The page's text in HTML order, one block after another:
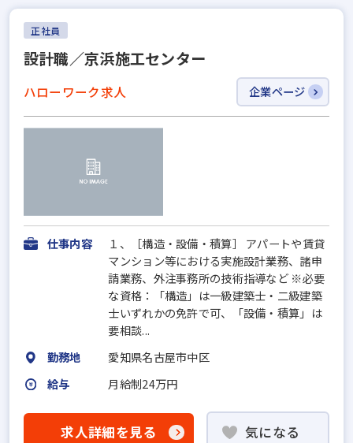
正社員
設計職／京浜施工センター
ハローワーク求人 企業ページ
仕事内容
１、［構造・設備・積算］ アパートや賃貸
マンション等における実施設計業務、諸申
請業務、外注事務所の技術指導など ※必要
な資格：「構造」は一級建築士・二級建築
士いずれかの免許で可、「設備・積算」は
要相談...
勤務地
愛知県名古屋市中区
給与
月給制24万円
求人詳細を見る 気になる